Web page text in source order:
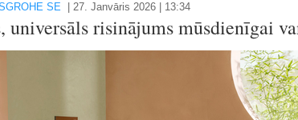
SE 27. Janvāris 2026 | 13:34
universāls risinājums mūsdienīgai